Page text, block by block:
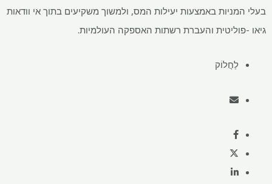
בעלי המניות באמצעות יעילות המס, ולמשוך משקיעים בתוך אי וודאות
גיאו -פוליטית והעברת רשתות האספקה ​​העולמיות.
לַחֲלוֹק